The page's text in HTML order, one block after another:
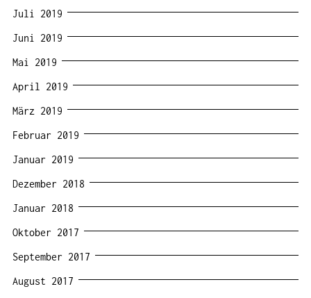
Juli 2019
Juni 2019
Mai 2019
April 2019
März 2019
Februar 2019
Januar 2019
Dezember 2018
Januar 2018
Oktober 2017
September 2017
August 2017